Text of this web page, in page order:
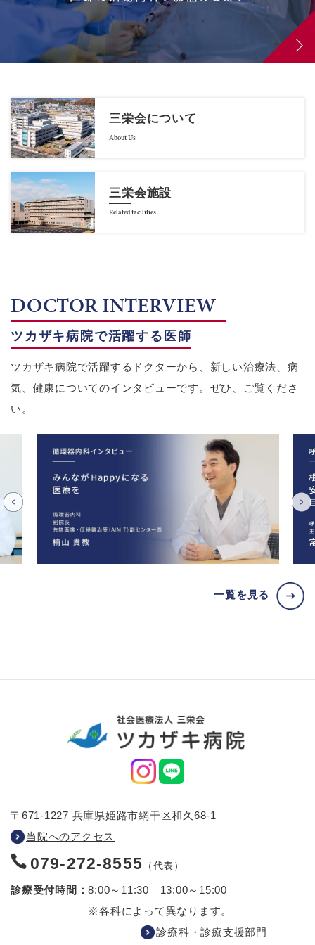
三栄会について
About Us
三栄会施設
Related facilities
DOCTOR INTERVIEW
ツカザキ病院で活躍する医師
ツカザキ病院で活躍するドクターから、新しい治療法、病
気、健康についてのインタビューです。ぜひ、ご覧くださ
い。
一覧を見る
〒671-1227 兵庫県姫路市網干区和久68-1
当院へのアクセス
079-272-8555 （代表）
診療受付時間：8:00～11:30 13:00～15:00
※各科によって異なります。
診療科・診療支援部門